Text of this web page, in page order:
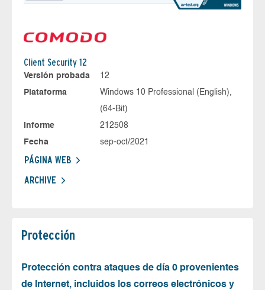
Client Security 12
Versión probada
12
Plataforma
Windows 10 Professional (English),
(64-Bit)
Informe
212508
Fecha
sep-oct/2021
PÁGINA WEB
ARCHIVE
Protección
Protección contra ataques de día 0 provenientes
de Internet, incluidos los correos electrónicos y